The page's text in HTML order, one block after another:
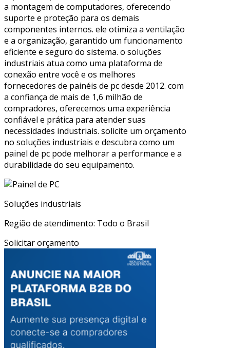
a montagem de computadores, oferecendo
suporte e proteção para os demais
componentes internos. ele otimiza a ventilação
e a organização, garantido um funcionamento
eficiente e seguro do sistema. o soluções
industriais atua como uma plataforma de
conexão entre você e os melhores
fornecedores de painéis de pc desde 2012. com
a confiança de mais de 1,6 milhão de
compradores, oferecemos uma experiência
confiável e prática para atender suas
necessidades industriais. solicite um orçamento
no soluções industriais e descubra como um
painel de pc pode melhorar a performance e a
durabilidade do seu equipamento.
Soluções industriais
Região de atendimento: Todo o Brasil
Solicitar orçamento